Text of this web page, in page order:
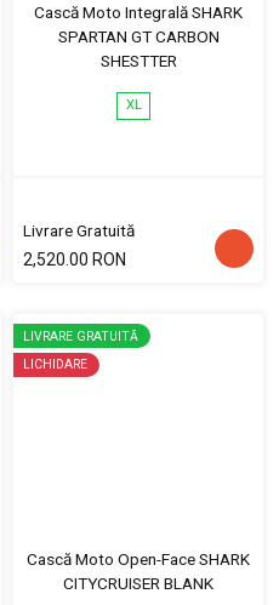
Cască Moto Integrală SHARK
SPARTAN GT CARBON
SHESTTER
XL
Livrare Gratuită
2,520.00 RON
LIVRARE GRATUITĂ
LICHIDARE
Cască Moto Open-Face SHARK
CITYCRUISER BLANK